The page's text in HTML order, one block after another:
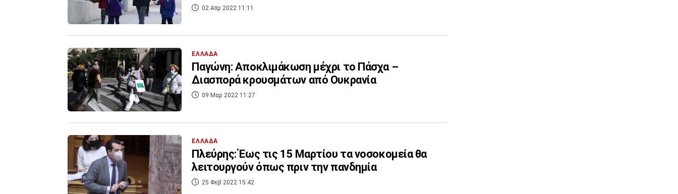
02 Απρ 2022 11:11
ΕΛΛΑΔΑ
Παγώνη: Αποκλιμάκωση μέχρι το Πάσχα –
Διασπορά κρουσμάτων από Ουκρανία
09 Μαρ 2022 11:27
ΕΛΛΑΔΑ
Πλεύρης: Έως τις 15 Μαρτίου τα νοσοκομεία θα
λειτουργούν όπως πριν την πανδημία
25 Φεβ 2022 15:42